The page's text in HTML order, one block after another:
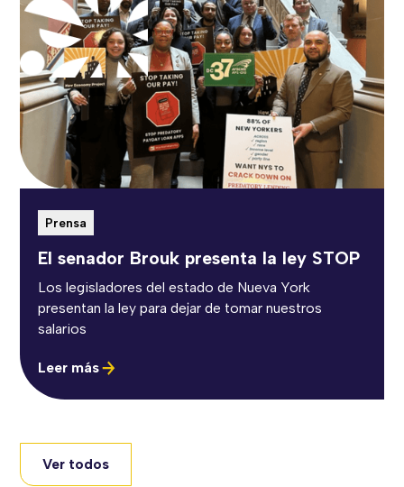
Prensa
El senador Brouk presenta la ley STOP
Los legisladores del estado de Nueva York
presentan la ley para dejar de tomar nuestros
salarios
Leer más
Ver todos